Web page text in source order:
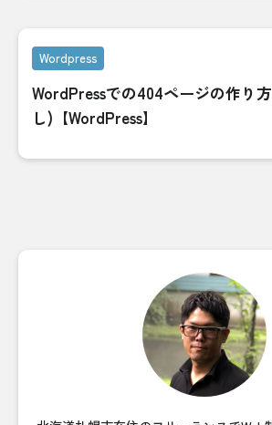
Wordpress
WordPressでの404ページの作り
し)【WordPress】